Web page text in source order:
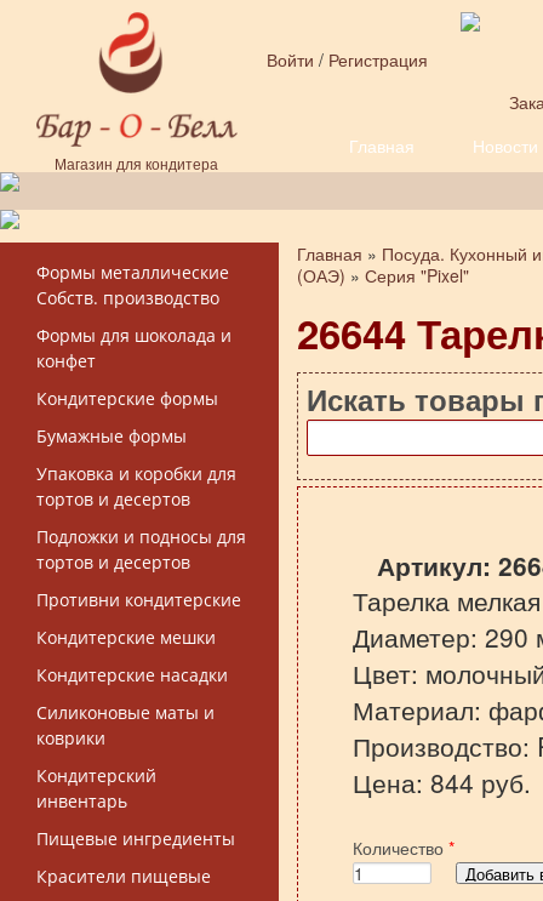
Перейти к основному содержанию
Магазин для кондитера
Войти / Регистрация
Главная
Новости
Форма поиска
Формы металлические
Собств. производство
Формы для шоколада и
конфет
Кондитерские формы
Бумажные формы
Упаковка и коробки для
тортов и десертов
Подложки и подносы для
тортов и десертов
Противни кондитерские
Кондитерские мешки
Кондитерские насадки
Силиконовые маты и
коврики
Кондитерский
инвентарь
Пищевые ингредиенты
Красители пищевые
Вы здесь
Главная » Посуда. Кухонный
(ОАЭ) » Серия "Pixel"
26644
Искать товары
Артикул:
Тарелка
Диаметер: 290
Цвет:
Материал:
Цена: 844 руб.
Количество *